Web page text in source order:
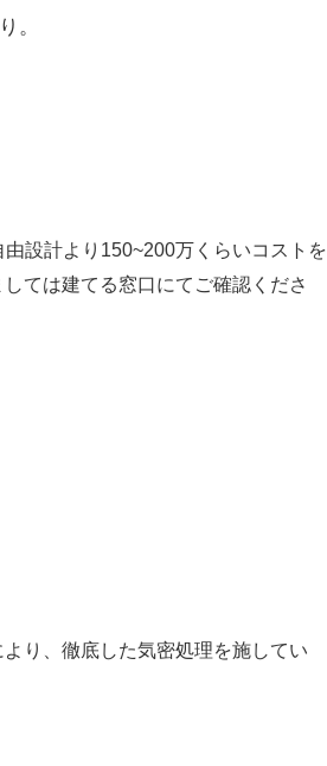
。
設計より150~200万くらいコストを
ては建てる窓口にてご確認くださ
り、徹底した気密処理を施してい